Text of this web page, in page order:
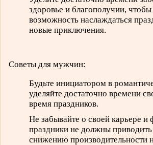
здоровье и благополучии, чтобы
возможность наслаждаться
новые приключения.
Советы для мужчин:
Будьте инициатором в
уделяйте достаточно времени
время праздников.
Не забывайте о своей карьере и
праздники не должны
снижению производительности